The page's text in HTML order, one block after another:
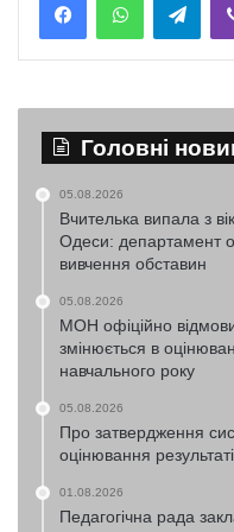
Головні
05.08.2026
Вчителька випала з
Одеси: департамент
вивчення обставин
05.08.2026
МОН офіційно
змінюється в
навчального року
05.08.2026
Про затвердження
оцінювання
01.08.2026
Педагогічна рада